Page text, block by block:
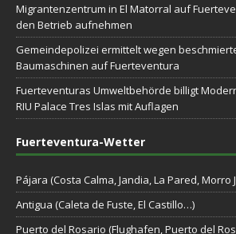
Migrantenzentrum in El Matorral auf
den Betrieb aufnehmen
Gemeindepolizei ermittelt wegen
Baumaschinen auf Fuerteventura
Fuerteventuras Umweltbehörde billigt
RIU Palace Tres Islas mit Auflagen
Fuerteventura-Wetter
Pájara (Costa Calma, Jandia, La Pared, Morro
Antigua (Caleta de Fuste, El Castillo…)
Puerto del Rosario (Flughafen, Puerto del